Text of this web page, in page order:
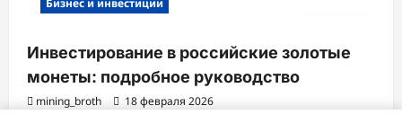
Инвестирование в российские золотые
монеты: подробное руководство
mining_broth 18 февраля 2026